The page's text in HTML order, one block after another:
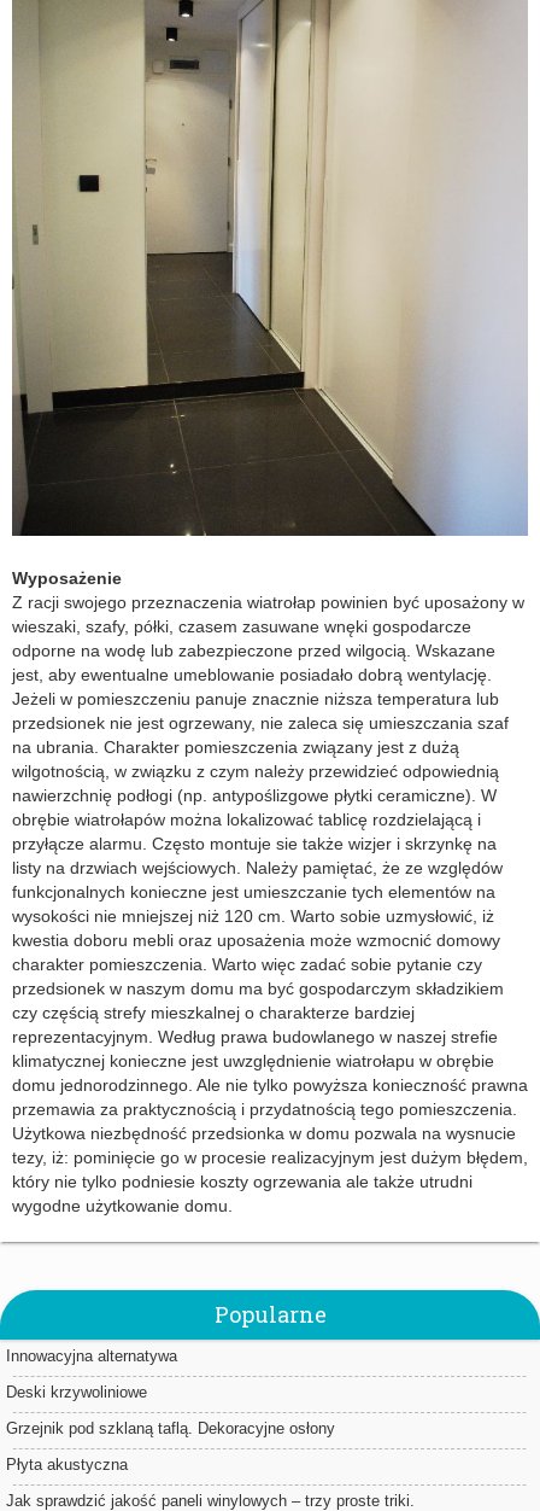
Wyposażenie
Z racji swojego przeznaczenia wiatrołap powinien być uposażony w
wieszaki, szafy, półki, czasem zasuwane wnęki gospodarcze
odporne na wodę lub zabezpieczone przed wilgocią. Wskazane
jest, aby ewentualne umeblowanie posiadało dobrą wentylację.
Jeżeli w pomieszczeniu panuje znacznie niższa temperatura lub
przedsionek nie jest ogrzewany, nie zaleca się umieszczania szaf
na ubrania. Charakter pomieszczenia związany jest z dużą
wilgotnością, w związku z czym należy przewidzieć odpowiednią
nawierzchnię podłogi (np. antypoślizgowe płytki ceramiczne). W
obrębie wiatrołapów można lokalizować tablicę rozdzielającą i
przyłącze alarmu. Często montuje sie także wizjer i skrzynkę na
listy na drzwiach wejściowych. Należy pamiętać, że ze względów
funkcjonalnych konieczne jest umieszczanie tych elementów na
wysokości nie mniejszej niż 120 cm. Warto sobie uzmysłowić, iż
kwestia doboru mebli oraz uposażenia może wzmocnić domowy
charakter pomieszczenia. Warto więc zadać sobie pytanie czy
przedsionek w naszym domu ma być gospodarczym składzikiem
czy częścią strefy mieszkalnej o charakterze bardziej
reprezentacyjnym. Według prawa budowlanego w naszej strefie
klimatycznej konieczne jest uwzględnienie wiatrołapu w obrębie
domu jednorodzinnego. Ale nie tylko powyższa konieczność prawna
przemawia za praktycznością i przydatnością tego pomieszczenia.
Użytkowa niezbędność przedsionka w domu pozwala na wysnucie
tezy, iż: pominięcie go w procesie realizacyjnym jest dużym błędem,
który nie tylko podniesie koszty ogrzewania ale także utrudni
wygodne użytkowanie domu.
Popularne
Innowacyjna alternatywa
Deski krzywoliniowe
Grzejnik pod szklaną taflą. Dekoracyjne osłony
Płyta akustyczna
Jak sprawdzić jakość paneli winylowych – trzy proste triki.